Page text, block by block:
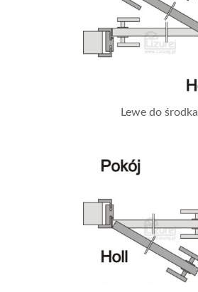
Lewe do środka